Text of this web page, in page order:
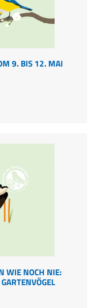
9. BIS 12. MAI
WIE NOCH NIE: